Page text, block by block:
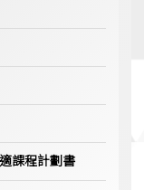
課程計劃書